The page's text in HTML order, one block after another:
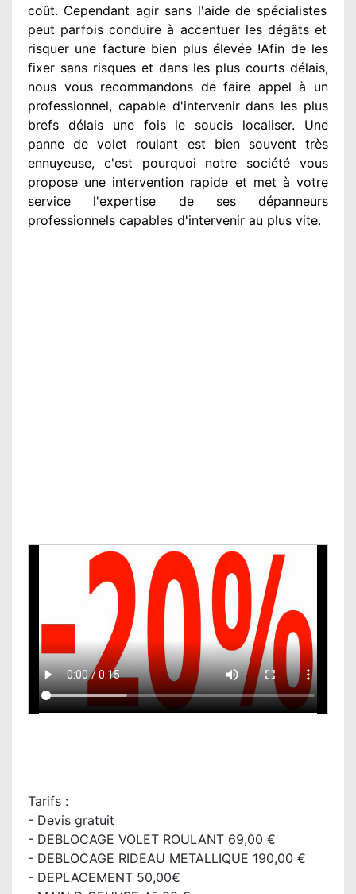
coût. Cependant agirsans l'aide de spécialistes
peut parfois conduire à accentuerles dégâtset
risquer une facture bien plus élevée!Afin de les
fixer sans risques et dans les plus courts délais,
nous vous recommandons de faire appel à un
professionnel, capable d'intervenirdans les plus
brefs délais une fois le soucis localiser. Une
panne de volet roulant est bien souvent très
ennuyeuse, c'est pourquoi notre société vous
propose une intervention rapide et met à votre
service l'expertise de ses dépanneurs
professionnels capables d'intervenir au plus vite.
Tarifs :
- Devis gratuit
- DEBLOCAGE VOLET ROULANT 69,00 €
- DEBLOCAGE RIDEAU METALLIQUE 190,00 €
- DEPLACEMENT 50,00€